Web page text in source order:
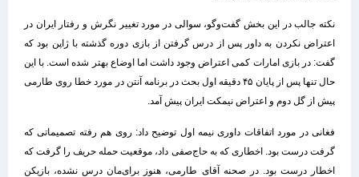
نکته جالب در این بخش گفت‌وگو، سوالی در مورد تغییر نگرش و رفتار ایران در
اعتراض نکردن به داور پس از درس گرفتن از بازی دوره گذشته با ژاپن بود که
گفت: در بازی امارات کمی اعتراض وجود داشت اما اوضاع بهتر شده است‌. با این
حال تنها پس از پایان ۴۵ دقیقه اول بحث در برنامه آنتن در مورد خطا روی طارمی
پیش از گل دوم و اعتراض نیمکت ایران پیش آمد.
فغانی در مورد اتفاقات داوری نیمه اول توضیح داد: روی هم رفته تصمیماتی که
گرفت درست بود. اخطاری که به حاج‌صفی داد، موقعیت حمله حریف را گرفت که
اخطار درست بود. در صحنه آقای طارمی، هنوز برای‌مان درس نشده، بازیکن